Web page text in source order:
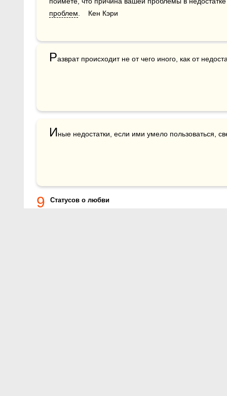
проблем .    Кен Кэри
Разврат происходит не от чего иного, как от
Иные недостатки, если ими умело пользоваться,
9 Статусов о любви